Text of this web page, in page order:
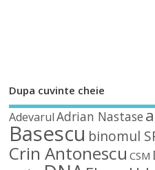
Dupa cuvinte cheie
Adevarul Adrian Nastase
Basescu binomul
Crin Antonescu CSM